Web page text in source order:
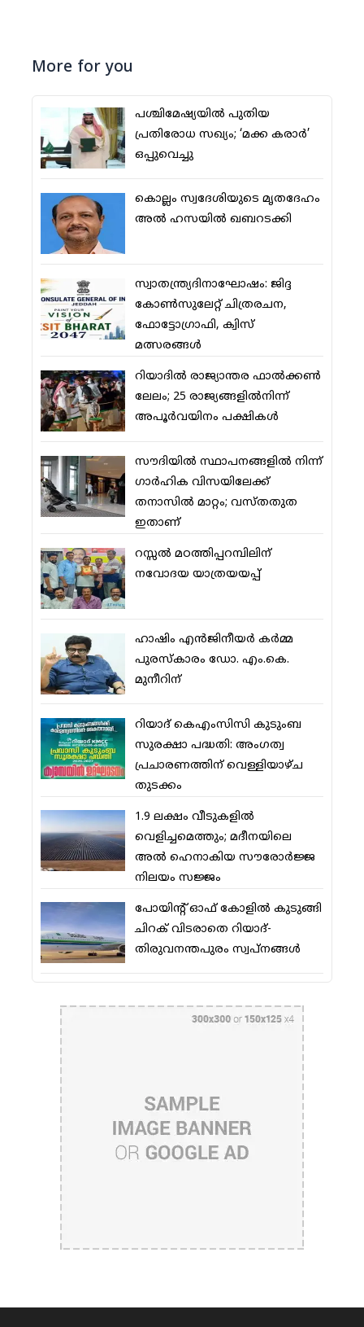
More for you
പശ്ചിമേഷ്യയില്‍ പുതിയ
പ്രതിരോധ സഖ്യം; ‘മക്ക കരാര്‍’
ഒപ്പുവെച്ചു
കൊല്ലം സ്വദേശിയുടെ മൃതദേഹം
അല്‍ ഹസയില്‍ ഖബറടക്കി
സ്വാതന്ത്ര്യദിനാഘോഷം: ജിദ്ദ
കോണ്‍സുലേറ്റ് ചിത്രരചന,
ഫോട്ടോഗ്രാഫി, ക്വിസ്
മത്സരങ്ങള്‍
റിയാദില്‍ രാജ്യാന്തര ഫാല്‍ക്കണ്‍
ലേലം; 25 രാജ്യങ്ങളില്‍നിന്ന്
അപൂര്‍വയിനം പക്ഷികള്‍
സൗദിയില്‍ സ്ഥാപനങ്ങളില്‍ നിന്ന്
ഗാര്‍ഹിക വിസയിലേക്ക്
തനാസില്‍ മാറ്റം; വസ്തതുത
ഇതാണ്
റസ്സല്‍ മഠത്തിപ്പറമ്പിലിന്
നവോദയ യാത്രയയപ്പ്
ഹാഷിം എന്‍ജിനീയര്‍ കര്‍മ്മ
പുരസ്‌കാരം ഡോ. എം.കെ.
മുനീറിന്
റിയാദ് കെഎംസിസി കുടുംബ
സുരക്ഷാ പദ്ധതി: അംഗത്വ
പ്രചാരണത്തിന് വെള്ളിയാഴ്ച
തുടക്കം
1.9 ലക്ഷം വീടുകളില്‍
വെളിച്ചമെത്തും; മദീനയിലെ
അല്‍ ഹെനാകിയ സൗരോര്‍ജ്ജ
നിലയം സജ്ജം
പോയിന്റ് ഓഫ് കോളില്‍ കുടുങ്ങി
ചിറക് വിടരാതെ റിയാദ്-
തിരുവനന്തപുരം സ്വപ്നങ്ങള്‍